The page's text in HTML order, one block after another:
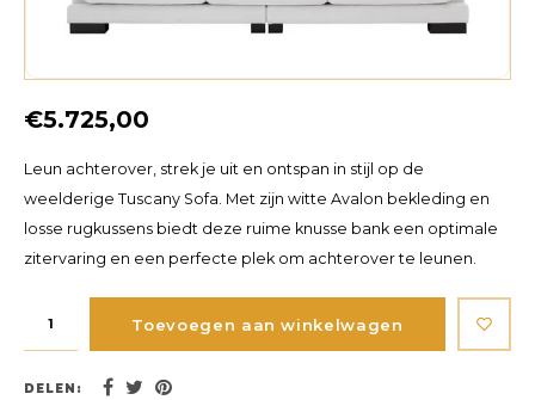
€5.725,00
Leun achterover, strek je uit en ontspan in stijl op de
weelderige Tuscany Sofa. Met zijn witte Avalon bekleding en
losse rugkussens biedt deze ruime knusse bank een optimale
zitervaring en een perfecte plek om achterover te leunen.
Toevoegen aan winkelwagen
DELEN: